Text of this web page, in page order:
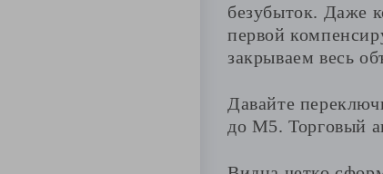
безубыток. Даже
первой
закрываем весь
Давайте
до М5. Торговый